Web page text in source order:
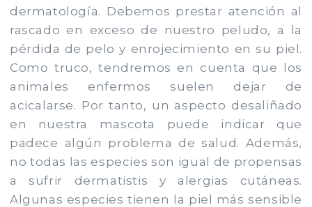
dermatología. Debemos prestar atención al
rascado en exceso de nuestro peludo, a la
pérdida de pelo y enrojecimiento en su piel.
Como truco, tendremos en cuenta que los
animales enfermos suelen dejar de
acicalarse. Por tanto, un aspecto desaliñado
en nuestra mascota puede indicar que
padece algún problema de salud. Además,
no todas las especies son igual de propensas
a sufrir dermatistis y alergias cutáneas.
Algunas especies tienen la piel más sensible